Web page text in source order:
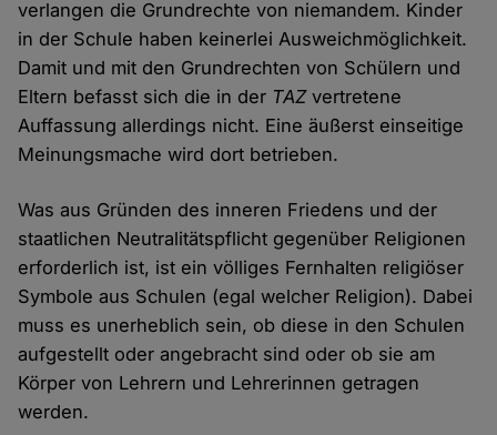
verlangen die Grundrechte von niemandem. Kinder
in der Schule haben keinerlei Ausweichmöglichkeit.
Damit und mit den Grundrechten von Schülern und
Eltern befasst sich die in der TAZvertretene
Auffassung allerdings nicht. Eine äußerst einseitige
Meinungsmache wird dort betrieben.
Was aus Gründen des inneren Friedens und der
staatlichen Neutralitätspflicht gegenüber Religionen
erforderlich ist, ist ein völliges Fernhalten religiöser
Symbole aus Schulen (egal welcher Religion). Dabei
muss es unerheblich sein, ob diese in den Schulen
aufgestellt oder angebracht sind oder ob sie am
Körper von Lehrern und Lehrerinnen getragen
werden.